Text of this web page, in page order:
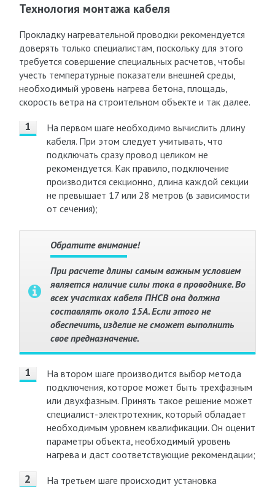
Технология монтажа кабеля
Прокладку нагревательной проводки рекомендуется
доверять только специалистам, поскольку для этого
требуется совершение специальных расчетов, чтобы
учесть температурные показатели внешней среды,
необходимый уровень нагрева бетона, площадь,
скорость ветра на строительном объекте и так далее.
На первом шаге необходимо вычислить длину
кабеля. При этом следует учитывать, что
подключать сразу провод целиком не
рекомендуется. Как правило, подключение
производится секционно, длина каждой секции
не превышает 17 или 28 метров (в зависимости
от сечения);
Обратите внимание!
При расчете длины самым важным условием
является наличие силы тока в проводнике. Во
всех участках кабеля ПНСВ она должна
составлять около 15А. Если этого не
обеспечить, изделие не сможет выполнить
свое предназначение.
На втором шаге производится выбор метода
подключения, которое может быть трехфазным
или двухфазным. Принять такое решение может
специалист-электротехник, который обладает
необходимым уровнем квалификации. Он оценит
параметры объекта, необходимый уровень
нагрева и даст соответствующие рекомендации;
На третьем шаге происходит установка